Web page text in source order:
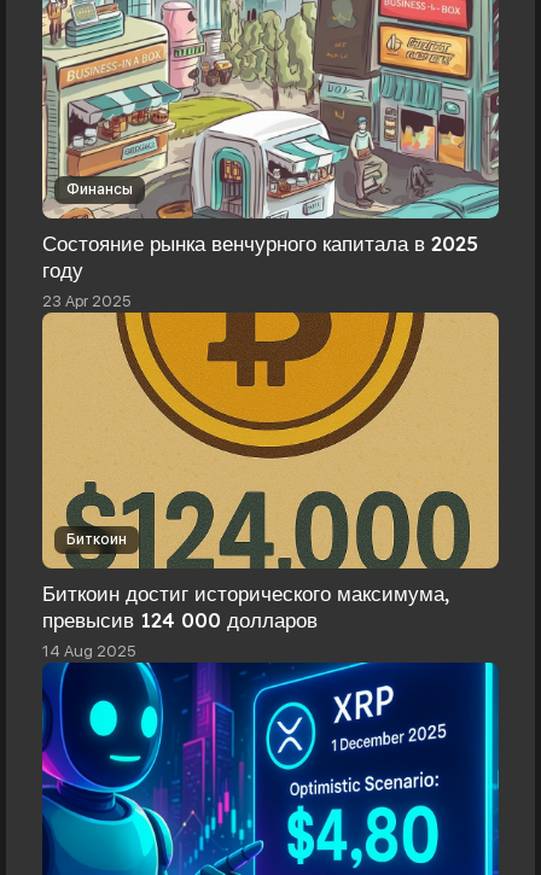
Финансы
Состояние рынка венчурного капитала в 2025
году
23 Apr 2025
Биткоин
Биткоин достиг исторического максимума,
превысив 124 000 долларов
14 Aug 2025